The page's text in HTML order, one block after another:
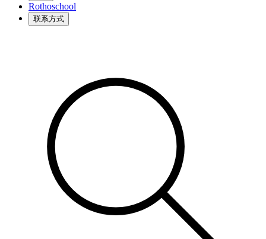
Rothoschool
联系方式